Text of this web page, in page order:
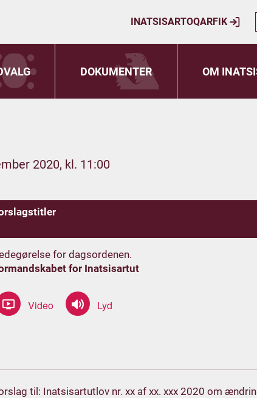
INATSISARTOQARFIK
DOKUMENTER OM
2020, kl. 11:00
for dagsordenen.
for Inatsisartut
til: Inatsisartutlov nr. xx af xx. xxx 2020 om